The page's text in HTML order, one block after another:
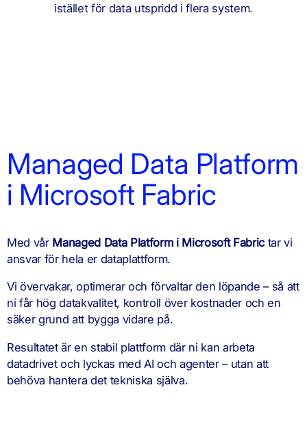
istället för data utspridd i flera system.
Managed Data Platform
i Microsoft Fabric
Med vår Managed Data Platform i Microsoft Fabrictar vi
ansvar för hela er dataplattform.
Vi övervakar, optimerar och förvaltar den löpande – så att
ni får hög datakvalitet, kontroll över kostnader och en
säker grund att bygga vidare på.
Resultatet är en stabil plattform där ni kan arbeta
datadrivet och lyckas med AI och agenter – utan att
behöva hantera det tekniska själva.